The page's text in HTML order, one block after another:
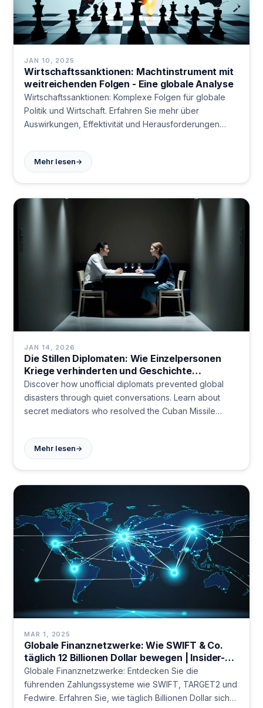
JAN 10, 2025
Wirtschaftssanktionen: Machtinstrument mit
weitreichenden Folgen - Eine globale Analyse
Wirtschaftssanktionen: Komplexe Folgen für globale
Politik und Wirtschaft. Erfahren Sie mehr über
Auswirkungen, Effektivität und Herausforderungen
Mehr lesen→
JAN 14, 2026
Die Stillen Diplomaten: Wie Einzelpersonen
Kriege verhinderten und Geschichte
schrieben
Discover how unofficial diplomats prevented global
disasters through quiet conversations. Learn about
secret mediators who resolved the Cuban Missile
when formal diplomacy failed. Read their untold stories.
Mehr lesen→
MAR 1, 2025
Globale Finanznetzwerke: Wie SWIFT & Co.
täglich 12 Billionen Dollar bewegen | Insider-
Analyse 2024
Globale Finanznetzwerke: Entdecken Sie die
führenden Zahlungssysteme wie SWIFT, TARGET2 und
Fedwire. Erfahren Sie, wie täglich Billionen Dollar sicher